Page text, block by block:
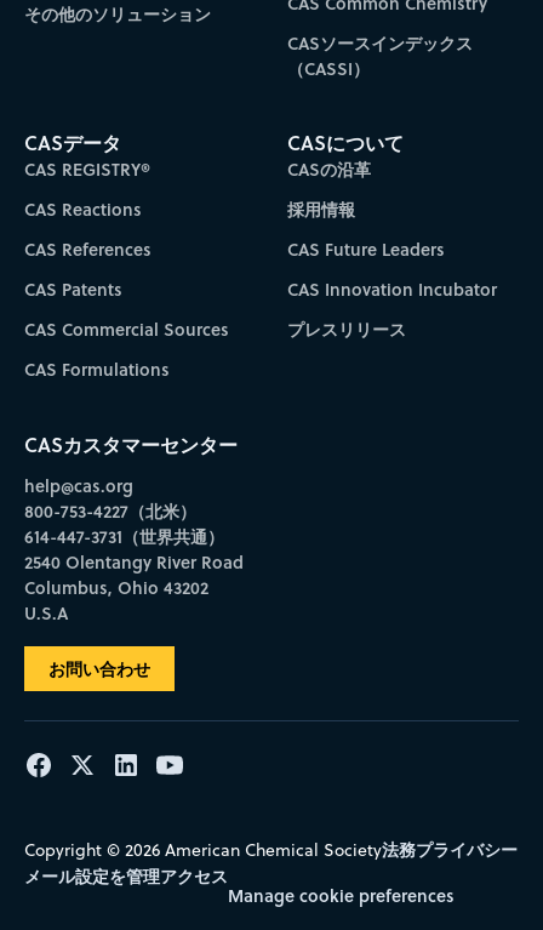
その他のソリューション
CASソースインデックス
（CASSI）
CASデータ
CAS REGISTRY®
CAS Reactions
CAS References
CAS Patents
CAS Commercial Sources
CAS Formulations
CASについて
CASの沿革
採用情報
CAS Future Leaders
CAS Innovation Incubator
プレスリリース
CASカスタマーセンター
help@cas.org
800-753-4227（北米）
614-447-3731（世界共通）
2540 Olentangy River Road
Columbus, Ohio 43202
U.S.A
お問い合わせ
Copyright © 2026 American Chemical Society法務プライバシー
メール設定を管理アクセス
Manage cookie preferences